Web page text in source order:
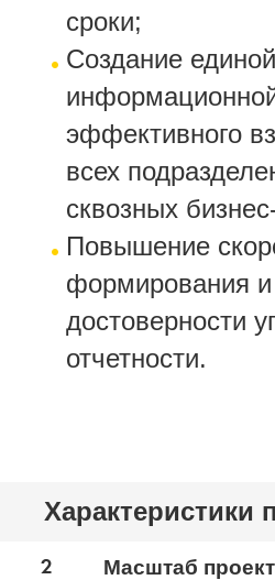
сроки;
Создание единой
эффективного
всех
сквозных
Повышение
формирования и
достоверности
отчетности.
Характеристики
2 Масштаб